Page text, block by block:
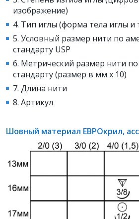
изображение)
4. Тип иглы (форма тела иглы и
5. Условный размер нити по
стандарту USP
6. Метрический размер нити
стандарту (размер в мм х 10)
7. Длина нити
8. Артикул
Шовный материал ЕВРОкрил,